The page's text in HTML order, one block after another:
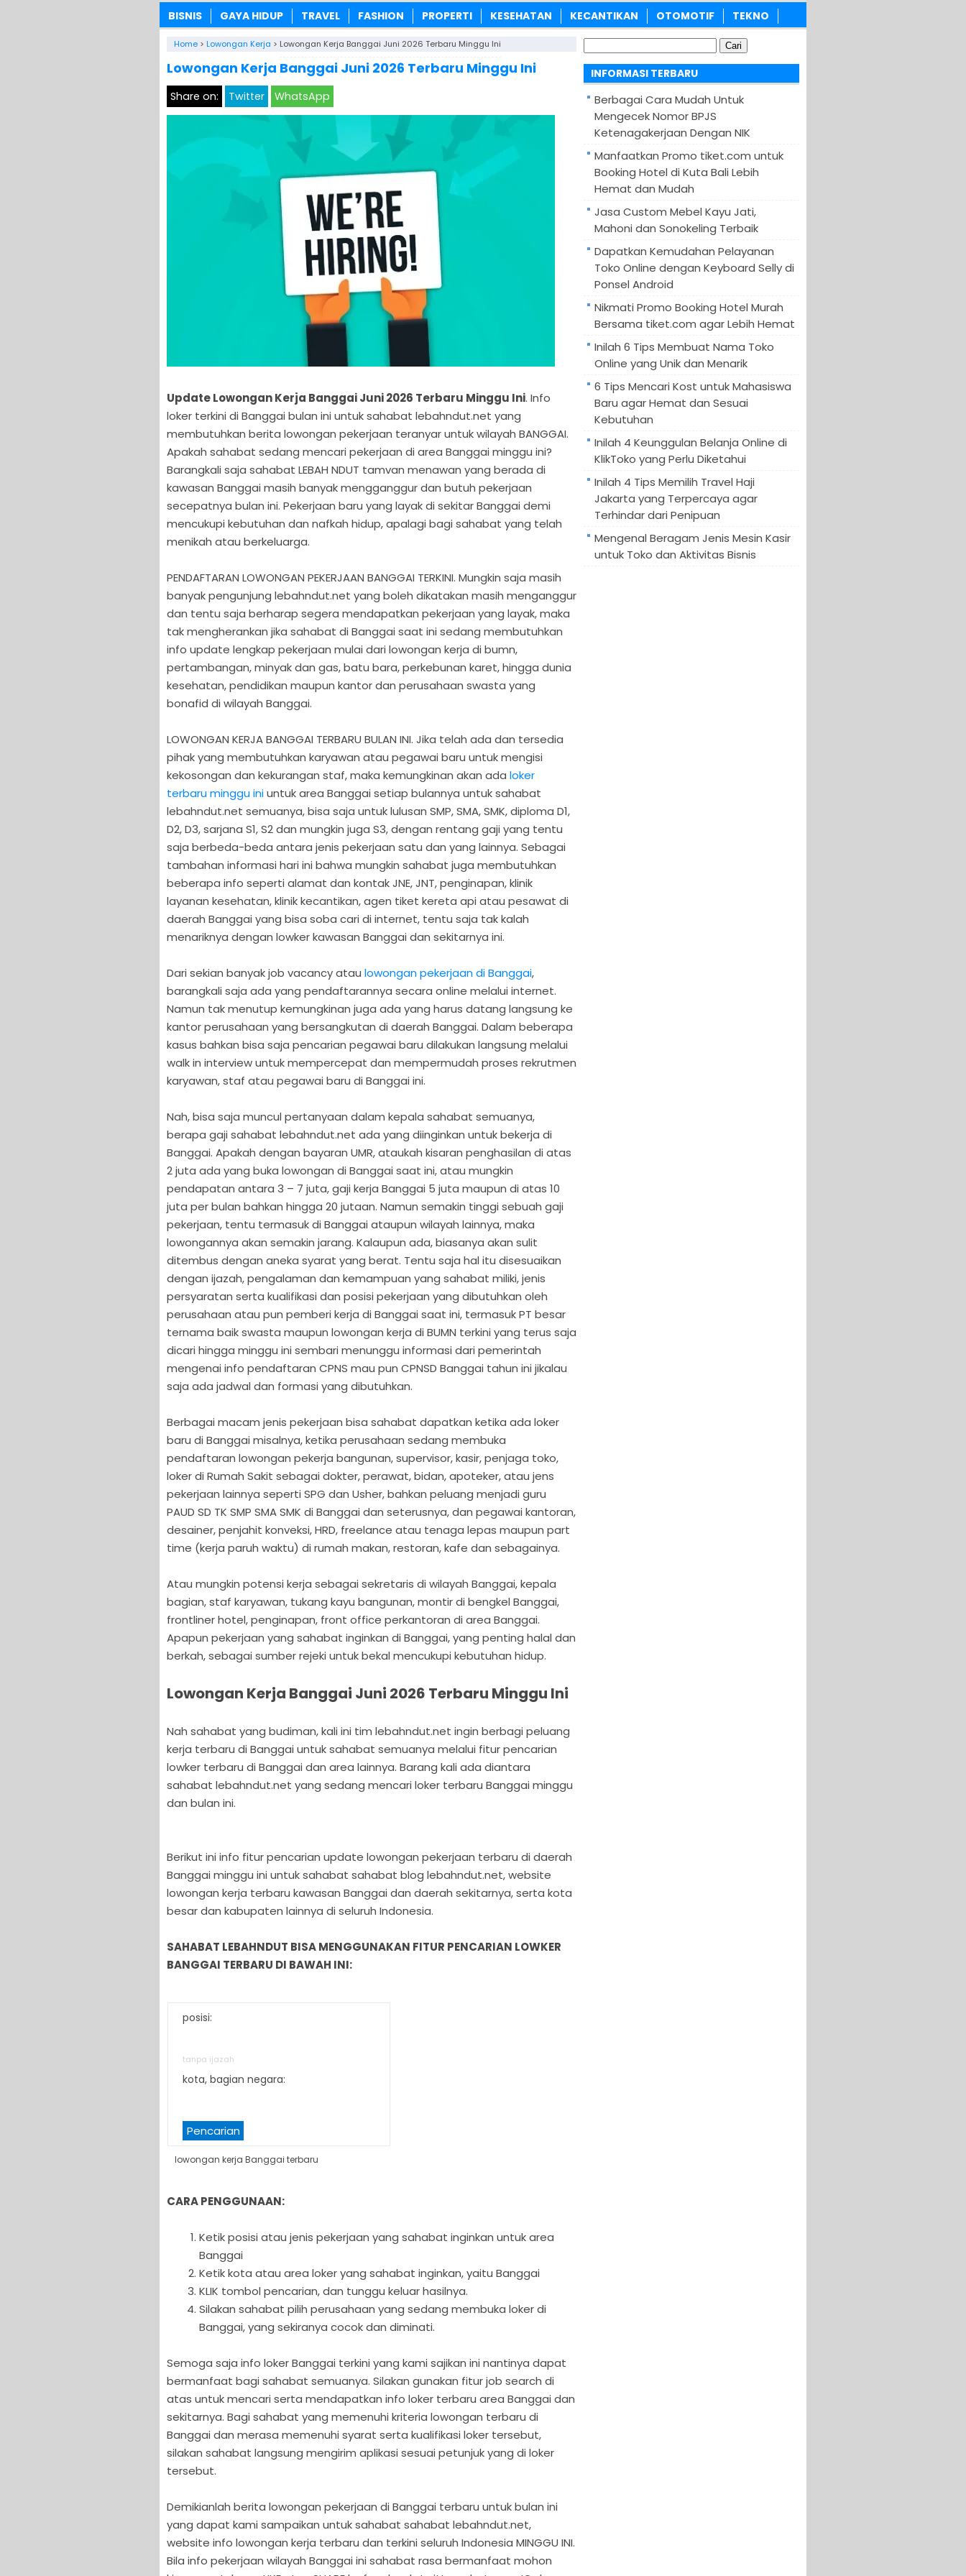
BISNIS GAYA HIDUP TRAVEL FASHION PROPERTI KESEHATAN KECANTIKAN OTOMOTIF TEKNO
Home > Lowongan Kerja > Lowongan Kerja Banggai Juni 2026 Terbaru Minggu Ini
Lowongan Kerja Banggai Juni 2026 Terbaru Minggu Ini
Share on: Twitter WhatsApp
Update Lowongan Kerja Banggai Juni 2026 Terbaru Minggu Ini. Info
loker terkini di Banggai bulan ini untuk sahabat lebahndut.net yang
membutuhkan berita lowongan pekerjaan teranyar untuk wilayah BANGGAI.
Apakah sahabat sedang mencari pekerjaan di area Banggai minggu ini?
Barangkali saja sahabat LEBAH NDUT tamvan menawan yang berada di
kawasan Banggai masih banyak mengganggur dan butuh pekerjaan
secepatnya bulan ini. Pekerjaan baru yang layak di sekitar Banggai demi
mencukupi kebutuhan dan nafkah hidup, apalagi bagi sahabat yang telah
menikah atau berkeluarga.
PENDAFTARAN LOWONGAN PEKERJAAN BANGGAI TERKINI. Mungkin saja masih
banyak pengunjung lebahndut.net yang boleh dikatakan masih menganggur
dan tentu saja berharap segera mendapatkan pekerjaan yang layak, maka
tak mengherankan jika sahabat di Banggai saat ini sedang membutuhkan
info update lengkap pekerjaan mulai dari lowongan kerja di bumn,
pertambangan, minyak dan gas, batu bara, perkebunan karet, hingga dunia
kesehatan, pendidikan maupun kantor dan perusahaan swasta yang
bonafid di wilayah Banggai.
LOWONGAN KERJA BANGGAI TERBARU BULAN INI. Jika telah ada dan tersedia
pihak yang membutuhkan karyawan atau pegawai baru untuk mengisi
kekosongan dan kekurangan staf, maka kemungkinan akan ada loker
terbaru minggu iniuntuk area Banggai setiap bulannya untuk sahabat
lebahndut.net semuanya, bisa saja untuk lulusan SMP, SMA, SMK, diploma D1,
D2, D3, sarjana S1, S2 dan mungkin juga S3, dengan rentang gaji yang tentu
saja berbeda-beda antara jenis pekerjaan satu dan yang lainnya. Sebagai
tambahan informasi hari ini bahwa mungkin sahabat juga membutuhkan
beberapa info seperti alamat dan kontak JNE, JNT, penginapan, klinik
layanan kesehatan, klinik kecantikan, agen tiket kereta api atau pesawat di
daerah Banggai yang bisa soba cari di internet, tentu saja tak kalah
menariknya dengan lowker kawasan Banggai dan sekitarnya ini.
Dari sekian banyak job vacancy atau lowongan pekerjaan di Banggai,
barangkali saja ada yang pendaftarannya secara online melalui internet.
Namun tak menutup kemungkinan juga ada yang harus datang langsung ke
kantor perusahaan yang bersangkutan di daerah Banggai. Dalam beberapa
kasus bahkan bisa saja pencarian pegawai baru dilakukan langsung melalui
walk in interview untuk mempercepat dan mempermudah proses rekrutmen
karyawan, staf atau pegawai baru di Banggai ini.
Nah, bisa saja muncul pertanyaan dalam kepala sahabat semuanya,
berapa gaji sahabat lebahndut.net ada yang diinginkan untuk bekerja di
Banggai. Apakah dengan bayaran UMR, ataukah kisaran penghasilan di atas
2 juta ada yang buka lowongan di Banggai saat ini, atau mungkin
pendapatan antara 3 – 7 juta, gaji kerja Banggai 5 juta maupun di atas 10
juta per bulan bahkan hingga 20 jutaan. Namun semakin tinggi sebuah gaji
pekerjaan, tentu termasuk di Banggai ataupun wilayah lainnya, maka
lowongannya akan semakin jarang. Kalaupun ada, biasanya akan sulit
ditembus dengan aneka syarat yang berat. Tentu saja hal itu disesuaikan
dengan ijazah, pengalaman dan kemampuan yang sahabat miliki, jenis
persyaratan serta kualifikasi dan posisi pekerjaan yang dibutuhkan oleh
perusahaan atau pun pemberi kerja di Banggai saat ini, termasuk PT besar
ternama baik swasta maupun lowongan kerja di BUMN terkini yang terus saja
dicari hingga minggu ini sembari menunggu informasi dari pemerintah
mengenai info pendaftaran CPNS mau pun CPNSD Banggai tahun ini jikalau
saja ada jadwal dan formasi yang dibutuhkan.
Berbagai macam jenis pekerjaan bisa sahabat dapatkan ketika ada loker
baru di Banggai misalnya, ketika perusahaan sedang membuka
pendaftaran lowongan pekerja bangunan, supervisor, kasir, penjaga toko,
loker di Rumah Sakit sebagai dokter, perawat, bidan, apoteker, atau jens
pekerjaan lainnya seperti SPG dan Usher, bahkan peluang menjadi guru
PAUD SD TK SMP SMA SMK di Banggai dan seterusnya, dan pegawai kantoran,
desainer, penjahit konveksi, HRD, freelance atau tenaga lepas maupun part
time (kerja paruh waktu) di rumah makan, restoran, kafe dan sebagainya.
Atau mungkin potensi kerja sebagai sekretaris di wilayah Banggai, kepala
bagian, staf karyawan, tukang kayu bangunan, montir di bengkel Banggai,
frontliner hotel, penginapan, front office perkantoran di area Banggai.
Apapun pekerjaan yang sahabat inginkan di Banggai, yang penting halal dan
berkah, sebagai sumber rejeki untuk bekal mencukupi kebutuhan hidup.
Lowongan Kerja Banggai Juni 2026 Terbaru Minggu Ini
Nah sahabat yang budiman, kali ini tim lebahndut.net ingin berbagi peluang
kerja terbaru di Banggai untuk sahabat semuanya melalui fitur pencarian
lowker terbaru di Banggai dan area lainnya. Barang kali ada diantara
sahabat lebahndut.net yang sedang mencari loker terbaru Banggai minggu
dan bulan ini.
Berikut ini info fitur pencarian update lowongan pekerjaan terbaru di daerah
Banggai minggu ini untuk sahabat sahabat blog lebahndut.net, website
lowongan kerja terbaru kawasan Banggai dan daerah sekitarnya, serta kota
besar dan kabupaten lainnya di seluruh Indonesia.
SAHABAT LEBAHNDUT BISA MENGGUNAKAN FITUR PENCARIAN LOWKER
BANGGAI TERBARU DI BAWAH INI:
posisi:
tanpa ijazah
kota, bagian negara:
Pencarian
lowongan kerja Banggai terbaru
CARA PENGGUNAAN:
Ketik posisi atau jenis pekerjaan yang sahabat inginkan untuk area
Banggai
Ketik kota atau area loker yang sahabat inginkan, yaitu Banggai
KLIK tombol pencarian, dan tunggu keluar hasilnya.
Silakan sahabat pilih perusahaan yang sedang membuka loker di
Banggai, yang sekiranya cocok dan diminati.
Semoga saja info loker Banggai terkini yang kami sajikan ini nantinya dapat
bermanfaat bagi sahabat semuanya. Silakan gunakan fitur job search di
atas untuk mencari serta mendapatkan info loker terbaru area Banggai dan
sekitarnya. Bagi sahabat yang memenuhi kriteria lowongan terbaru di
Banggai dan merasa memenuhi syarat serta kualifikasi loker tersebut,
silakan sahabat langsung mengirim aplikasi sesuai petunjuk yang di loker
tersebut.
Demikianlah berita lowongan pekerjaan di Banggai terbaru untuk bulan ini
yang dapat kami sampaikan untuk sahabat sahabat lebahndut.net,
website info lowongan kerja terbaru dan terkini seluruh Indonesia MINGGU INI.
Bila info pekerjaan wilayah Banggai ini sahabat rasa bermanfaat mohon
untuk:
INFORMASI TERBARU
Berbagai Cara Mudah Untuk
Mengecek Nomor BPJS
Ketenagakerjaan Dengan NIK
Manfaatkan Promo tiket.com untuk
Booking Hotel di Kuta Bali Lebih
Hemat dan Mudah
Jasa Custom Mebel Kayu Jati,
Mahoni dan Sonokeling Terbaik
Dapatkan Kemudahan Pelayanan
Toko Online dengan Keyboard Selly di
Ponsel Android
Nikmati Promo Booking Hotel Murah
Bersama tiket.com agar Lebih Hemat
Inilah 6 Tips Membuat Nama Toko
Online yang Unik dan Menarik
6 Tips Mencari Kost untuk Mahasiswa
Baru agar Hemat dan Sesuai
Kebutuhan
Inilah 4 Keunggulan Belanja Online di
KlikToko yang Perlu Diketahui
Inilah 4 Tips Memilih Travel Haji
Jakarta yang Terpercaya agar
Terhindar dari Penipuan
Mengenal Beragam Jenis Mesin Kasir
untuk Toko dan Aktivitas Bisnis